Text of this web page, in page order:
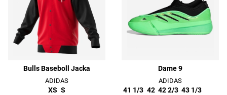
Bulls Baseboll Jacka
ADIDAS
XS S
Dame 9
ADIDAS
41 1/3 42 42 2/3 43 1/3